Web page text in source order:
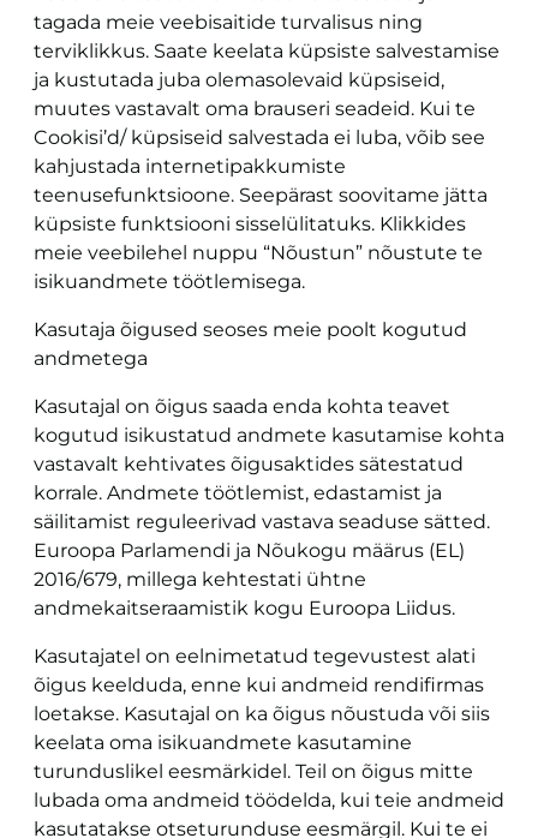
tagada meie veebisaitide turvalisus ning
terviklikkus. Saate keelata küpsiste salvestamise
ja kustutada juba olemasolevaid küpsiseid,
muutes vastavalt oma brauseri seadeid. Kui te
Cookisi’d/ küpsiseid salvestada ei luba, võib see
kahjustada internetipakkumiste
teenusefunktsioone. Seepärast soovitame jätta
küpsiste funktsiooni sisselülitatuks. Klikkides
meie veebilehel nuppu “Nõustun” nõustute te
isikuandmete töötlemisega.
Kasutaja õigused seoses meie poolt kogutud
andmetega
Kasutajal on õigus saada enda kohta teavet
kogutud isikustatud andmete kasutamise kohta
vastavalt kehtivates õigusaktides sätestatud
korrale. Andmete töötlemist, edastamist ja
säilitamist reguleerivad vastava seaduse sätted.
Euroopa Parlamendi ja Nõukogu määrus (EL)
2016/679, millega kehtestati ühtne
andmekaitseraamistik kogu Euroopa Liidus.
Kasutajatel on eelnimetatud tegevustest alati
õigus keelduda, enne kui andmeid rendifirmas
loetakse. Kasutajal on ka õigus nõustuda või siis
keelata oma isikuandmete kasutamine
turunduslikel eesmärkidel. Teil on õigus mitte
lubada oma andmeid töödelda, kui teie andmeid
kasutatakse otseturunduse eesmärgil. Kui te ei